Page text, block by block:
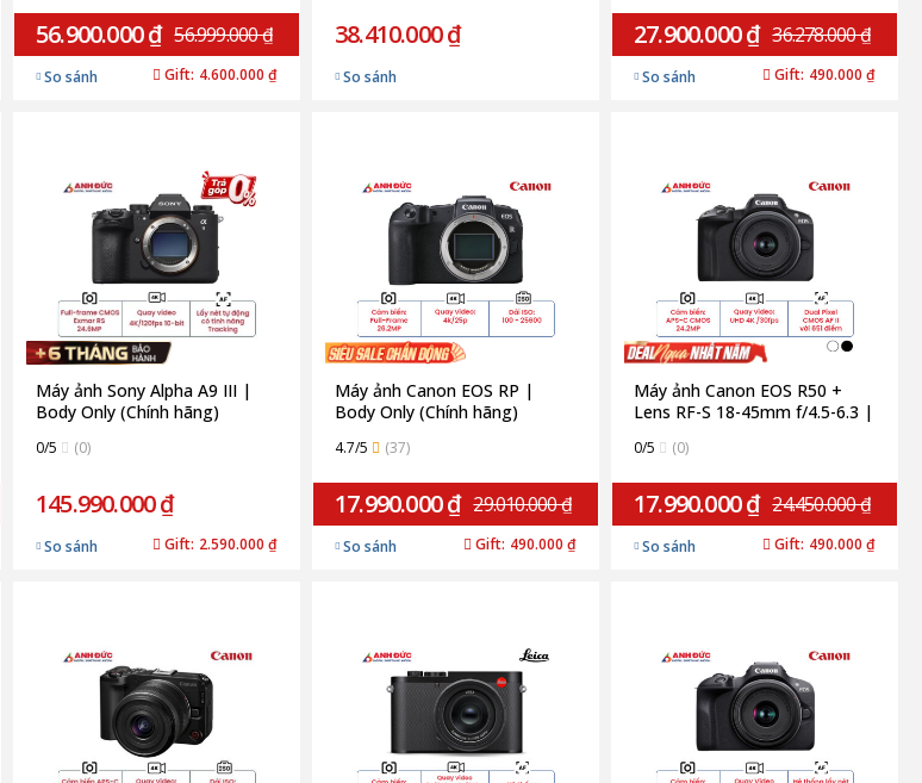
56.900.000 ₫ 56.999.000 ₫
So sánh Gift: 4.600.000 ₫
38.410.000 ₫
So sánh
27.900.000 ₫ 36.278.000 ₫
So sánh Gift: 490.000 ₫
Máy ảnh Sony Alpha A9 III |
Body Only (Chính hãng)
0/5 (0)
145.990.000 ₫
So sánh Gift: 2.590.000 ₫
Máy ảnh Canon EOS RP |
Body Only (Chính hãng)
4.7/5 (37)
17.990.000 ₫ 29.010.000 ₫
So sánh Gift: 490.000 ₫
Máy ảnh Canon EOS R50 +
Lens RF-S 18-45mm f/4.5-6.3 |
0/5 (0)
17.990.000 ₫ 24.450.000 ₫
So sánh Gift: 490.000 ₫